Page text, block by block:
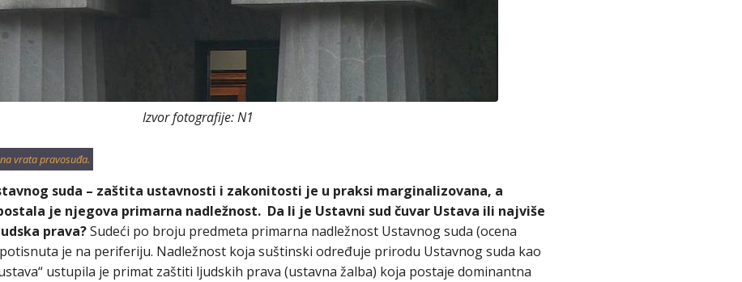
Izvor fotografije: N1
vrata pravosuđa.
suda – zaštita ustavnosti i zakonitosti je u praksi marginalizovana, a
je njegova primarna nadležnost. Da li je Ustavni sud čuvar Ustava ili najviše
prava?Sudeći po broju predmeta primarna nadležnost Ustavnog suda (ocena
je na periferiju. Nadležnost koja suštinski određuje prirodu Ustavnog suda kao
ustupila je primat zaštiti ljudskih prava (ustavna žalba) koja postaje dominantna